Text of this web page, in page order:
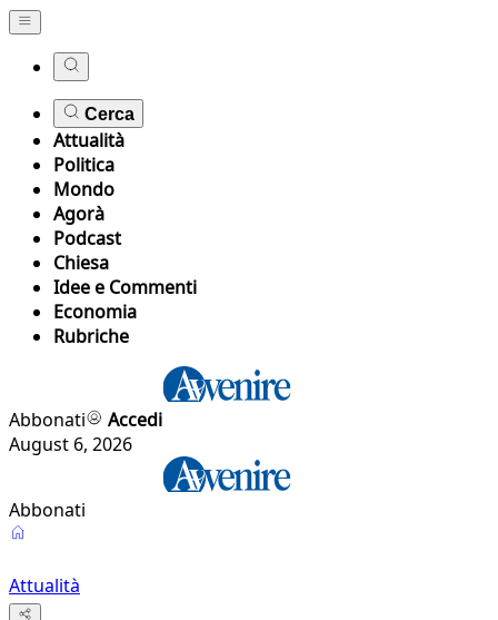
Cerca
Attualità
Politica
Mondo
Agorà
Podcast
Chiesa
Idee e Commenti
Economia
Rubriche
Abbonati
Accedi
August 6, 2026
Abbonati
Attualità